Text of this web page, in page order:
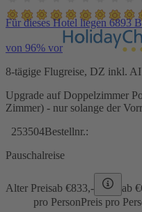
Für dieses Hotel liegen 6893
von 96% vor
8-tägige Flugreise, DZ inkl. AI
Upgrade auf Doppelzimmer
Zimmer) - nur solange der
253504Bestellnr.:
Pauschalreise
Alter Preisab €833,- ab €
pro PersonPreis pro